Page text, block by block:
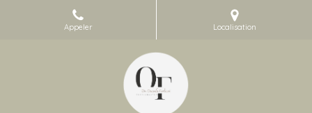
Appeler Localisation